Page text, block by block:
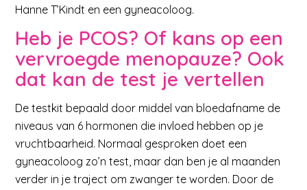
Hanne T’Kindt en een gyneacoloog.
Heb je PCOS? Of kans op een
vervroegde menopauze? Ook
dat kan de test je vertellen
De testkit bepaald door middel van bloedafname de
niveaus van 6 hormonen die invloed hebben op je
vruchtbaarheid. Normaal gesproken doet een
gyneacoloog zo’n test, maar dan ben je al maanden
verder in je traject om zwanger te worden. Door de